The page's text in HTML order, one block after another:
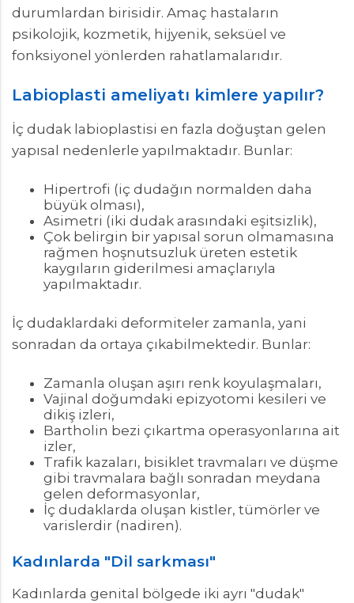
durumlardan birisidir. Amaç hastaların
psikolojik, kozmetik, hijyenik, seksüel ve
fonksiyonel yönlerden rahatlamalarıdır.
Labioplasti ameliyatı kimlere yapılır?
İç dudak labioplastisi en fazla doğuştan gelen
yapısal nedenlerle yapılmaktadır. Bunlar:
Hipertrofi (iç dudağın normalden daha
büyük olması),
Asimetri (iki dudak arasındaki eşitsizlik),
Çok belirgin bir yapısal sorun olmamasına
rağmen hoşnutsuzluk üreten estetik
kaygıların giderilmesi amaçlarıyla
yapılmaktadır.
İç dudaklardaki deformiteler zamanla, yani
sonradan da ortaya çıkabilmektedir. Bunlar:
Zamanla oluşan aşırı renk koyulaşmaları,
Vajinal doğumdaki epizyotomi kesileri ve
dikiş izleri,
Bartholin bezi çıkartma operasyonlarına ait
izler,
Trafik kazaları, bisiklet travmaları ve düşme
gibi travmalara bağlı sonradan meydana
gelen deformasyonlar,
İç dudaklarda oluşan kistler, tümörler ve
varislerdir (nadiren).
Kadınlarda "Dil sarkması"
Kadınlarda genital bölgede iki ayrı "dudak"